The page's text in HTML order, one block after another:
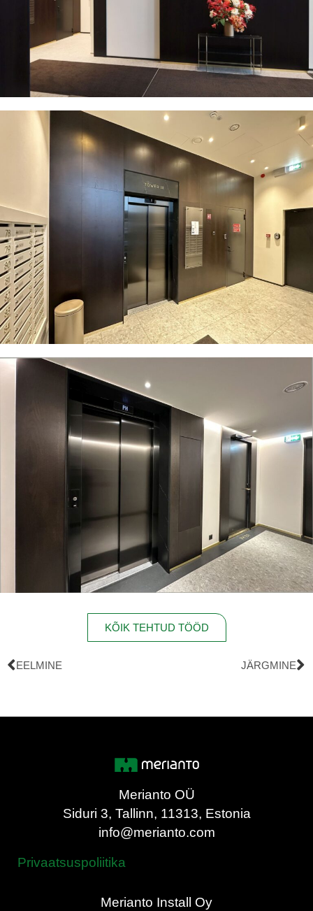
KÕIK TEHTUD TÖÖD
EELMINE JÄRGMINE
Merianto OÜ
Siduri 3, Tallinn, 11313, Estonia
info@merianto.com
Privaatsuspoliitika
Merianto Install Oy